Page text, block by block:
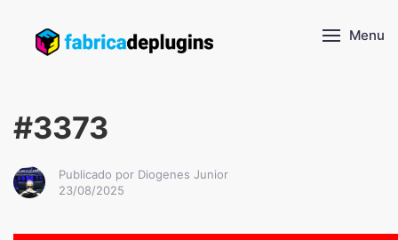
Menu
#3373
Publicado por Diogenes Junior
23/08/2025